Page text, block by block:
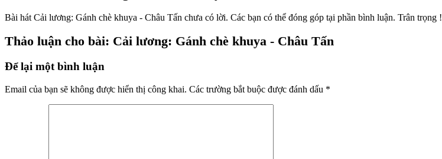
Bài hát Cải lương: Gánh chè khuya - Châu Tấn chưa có lời. Các bạn có thể đóng góp tại phần bình luận. Trân trọng !
Thảo luận cho bài: Cải lương: Gánh chè khuya - Châu Tấn
Để lại một bình luận
Email của bạn sẽ không được hiển thị công khai. Các trường bắt buộc được đánh dấu *